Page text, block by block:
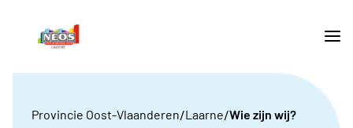
Provincie Oost-Vlaanderen/Laarne/Wie zijn wij?